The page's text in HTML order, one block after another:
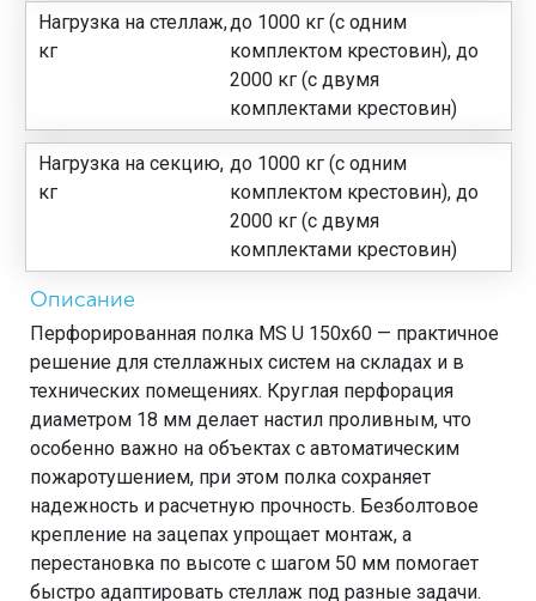
Нагрузка на стеллаж,
кг
до 1000 кг (с одним
комплектом крестовин), до
2000 кг (с двумя
комплектами крестовин)
Нагрузка на секцию,
кг
до 1000 кг (с одним
комплектом крестовин), до
2000 кг (с двумя
комплектами крестовин)
Описание
Перфорированная полка MS U 150х60 — практичное
решение для стеллажных систем на складах и в
технических помещениях. Круглая перфорация
диаметром 18 мм делает настил проливным, что
особенно важно на объектах с автоматическим
пожаротушением, при этом полка сохраняет
надежность и расчетную прочность. Безболтовое
крепление на зацепах упрощает монтаж, а
перестановка по высоте с шагом 50 мм помогает
быстро адаптировать стеллаж под разные задачи.